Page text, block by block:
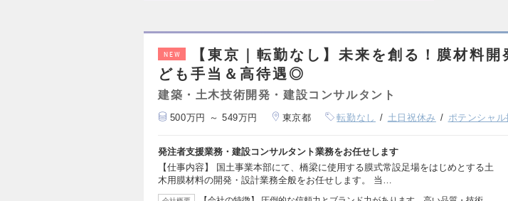
NEW
【東京｜転勤なし】未来を創る！膜材料開
ども手当＆高待遇◎
建築・土木技術開発・建設コンサルタント
500万円 ～ 549万円 東京都 転勤なし 土日祝休み ポテンシャル
発注者支援業務・建設コンサルタント業務をお任せします
【仕事内容】 国土事業本部にて、橋梁に使用する膜式常設足場をはじめとする土
木用膜材料の開発・設計業務全般をお任せします。 当…